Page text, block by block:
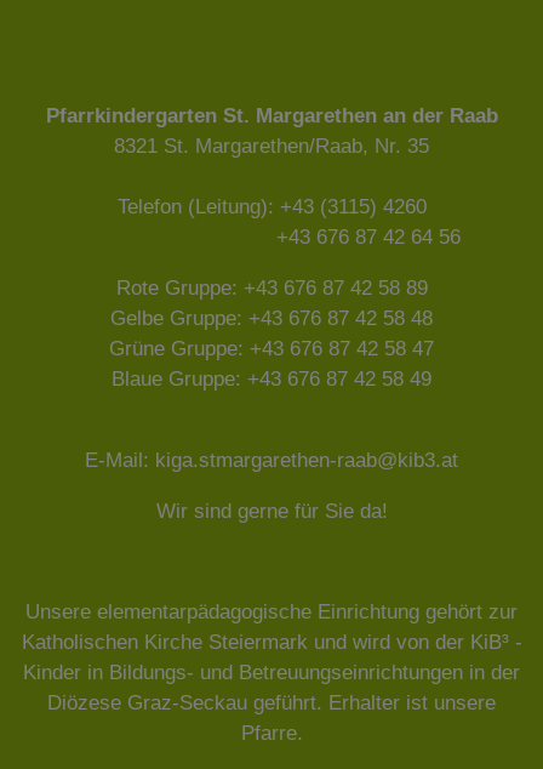
Pfarrkindergarten St. Margarethen an der Raab
8321 St. Margarethen/Raab, Nr. 35
Telefon (Leitung): +43 (3115) 4260
+43 676 87 42 64 56
Rote Gruppe: +43 676 87 42 58 89
Gelbe Gruppe: +43 676 87 42 58 48
Grüne Gruppe: +43 676 87 42 58 47
Blaue Gruppe: +43 676 87 42 58 49
E-Mail: kiga.stmargarethen-raab@kib3.at
Wir sind gerne für Sie da!
Unsere elementarpädagogische Einrichtung gehört zur
Katholischen Kirche Steiermark und wird von der KiB³ -
Kinder in Bildungs- und Betreuungseinrichtungen in der
Diözese Graz-Seckau geführt. Erhalter ist unsere
Pfarre.